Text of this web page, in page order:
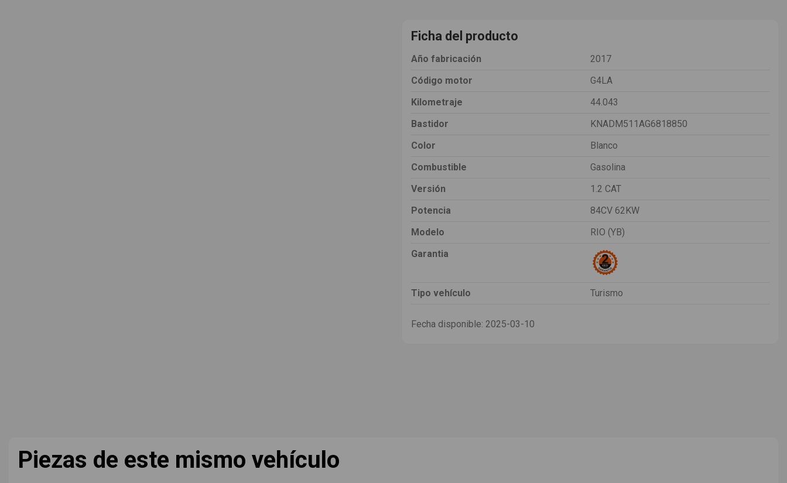
Ficha del producto
Año fabricación
2017
Código motor
G4LA
Kilometraje
44.043
Bastidor
KNADM511AG6818850
Color
Blanco
Combustible
Gasolina
Versión
1.2 CAT
Potencia
84CV 62KW
Modelo
RIO (YB)
Garantia
Tipo vehículo Turismo
Fecha disponible: 2025-03-10
Piezas de este mismo vehículo